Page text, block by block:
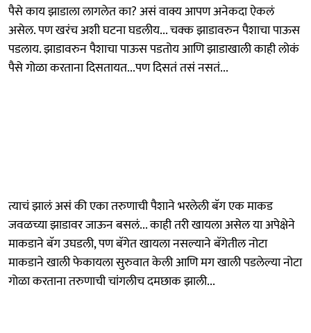
पैसे काय झाडाला लागलेत का? असं वाक्य आपण अनेकदा ऐकलं
असेल. पण खरंच अशी घटना घडलीय... चक्क झाडावरुन पैशाचा पाऊस
पडलाय. झाडावरुन पैशाचा पाऊस पडतोय आणि झाडाखाली काही लोकं
पैसे गोळा करताना दिसतायत...पण दिसतं तसं नसतं...
त्याचं झालं असं की एका तरुणाची पैशाने भरलेली बॅग एक माकड
जवळच्या झाडावर जाऊन बसलं... काही तरी खायला असेल या अपेक्षेने
माकडाने बॅग उघडली, पण बॅगेत खायला नसल्याने बॅगेतील नोटा
माकडाने खाली फेकायला सुरुवात केली आणि मग खाली पडलेल्या नोटा
गोळा करताना तरुणाची चांगलीच दमछाक झाली...